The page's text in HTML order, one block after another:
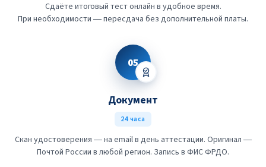
Сдаёте итоговый тест онлайн в удобное время.
При необходимости — пересдача без дополнительной платы.
05
Документ
24 часа
Скан удостоверения — на email в день аттестации. Оригинал —
Почтой России в любой регион. Запись в ФИС ФРДО.